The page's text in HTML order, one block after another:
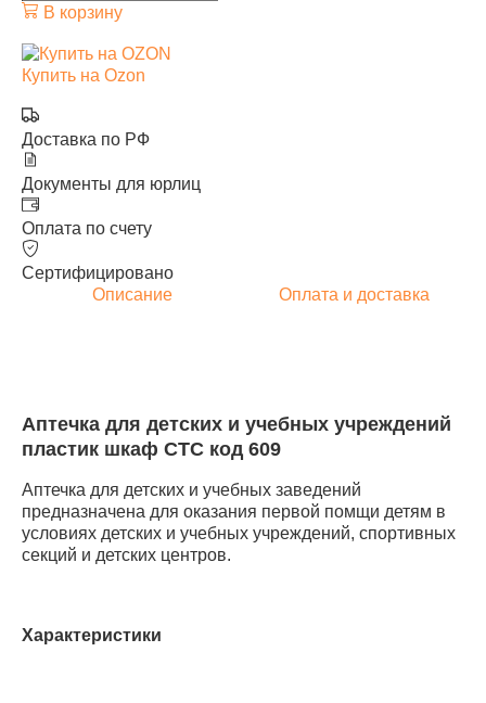
В корзину
Купить на Ozon
Доставка по РФ
Документы для юрлиц
Оплата по счету
Сертифицировано
Описание
Оплата и доставка
Аптечка для детских и учебных учреждений
пластик шкаф СТС код 609
Аптечка для детских и учебных заведений
предназначена для оказания первой помщи детям в
условиях детских и учебных учреждений, спортивных
секций и детских центров.
Характеристики